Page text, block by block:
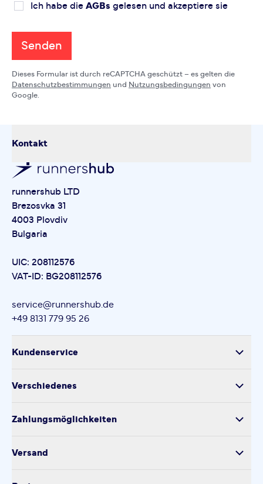
Ich habe die AGBs gelesen und akzeptiere sie
Senden
Dieses Formular ist durch reCAPTCHA geschützt – es gelten die
Datenschutzbestimmungen und Nutzungsbedingungen von
Google.
Kontakt
runnershub LTD
Brezosvka 31
4003 Plovdiv
Bulgaria
UIC: 208112576
VAT-ID: BG208112576
service@runnershub.de
+49 8131 779 95 26
Kundenservice
Produktsicherheit
Kontakt
Verschiedenes
Datenschutz
Zahlungsmöglichkeiten
Versand